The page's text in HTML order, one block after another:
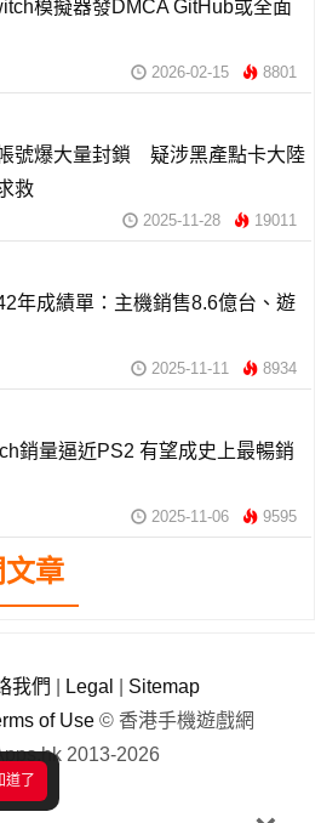
道了
模擬器發DMCA GitHub或全面
2026-02-15 8801
號爆大量封鎖 疑涉黑產點卡大陸
救
2025-11-28 19011
年成績單：主機銷售8.6億台、遊
2025-11-11 8934
銷量逼近PS2 有望成史上最暢銷
2025-11-06 9595
章
我們 Legal
Sitemap
of Use © 香港手機遊戲網
2013-2026